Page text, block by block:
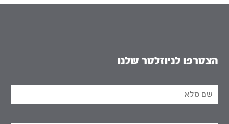
הצטרפו לניוזלטר שלנו